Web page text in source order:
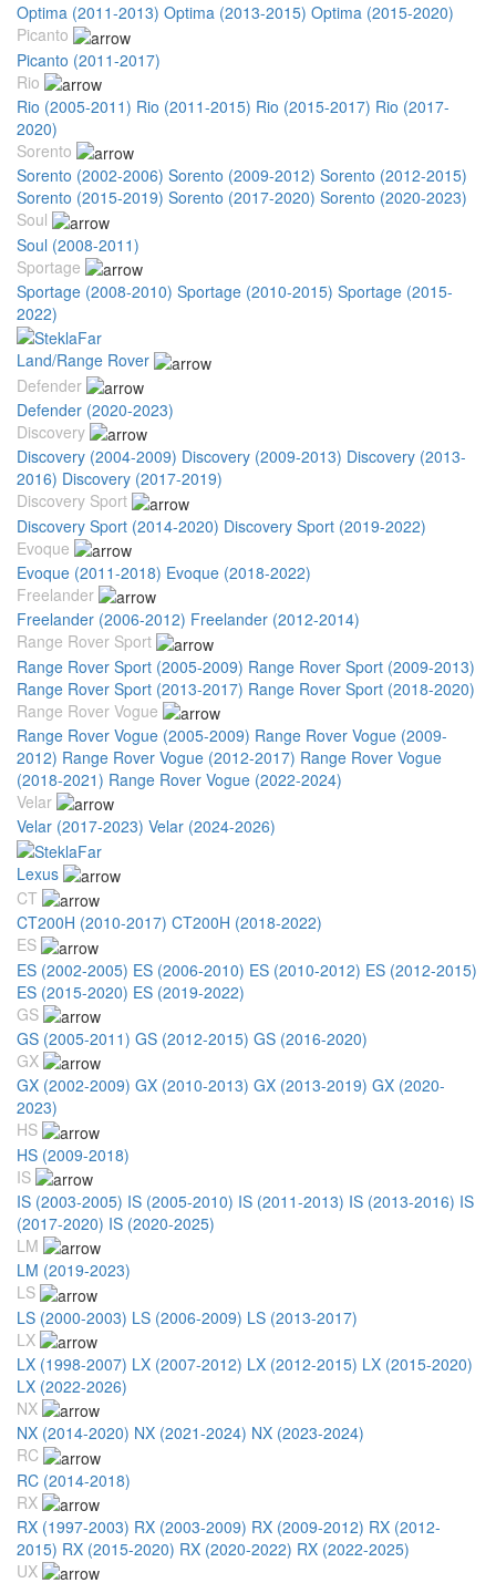
Optima (2011-2013) Optima (2013-2015) Optima (2015-2020)
Picanto
Picanto (2011-2017)
Rio
Rio (2005-2011) Rio (2011-2015) Rio (2015-2017) Rio (2017-
2020)
Sorento
Sorento (2002-2006) Sorento (2009-2012) Sorento (2012-2015)
Sorento (2015-2019) Sorento (2017-2020) Sorento (2020-2023)
Soul
Soul (2008-2011)
Sportage
Sportage (2008-2010) Sportage (2010-2015) Sportage (2015-
2022)
Land/Range Rover
Defender
Defender (2020-2023)
Discovery
Discovery (2004-2009) Discovery (2009-2013) Discovery (2013-
2016) Discovery (2017-2019)
Discovery Sport
Discovery Sport (2014-2020) Discovery Sport (2019-2022)
Evoque
Evoque (2011-2018) Evoque (2018-2022)
Freelander
Freelander (2006-2012) Freelander (2012-2014)
Range Rover Sport
Range Rover Sport (2005-2009) Range Rover Sport (2009-2013)
Range Rover Sport (2013-2017) Range Rover Sport (2018-2020)
Range Rover Vogue
Range Rover Vogue (2005-2009) Range Rover Vogue (2009-
2012) Range Rover Vogue (2012-2017) Range Rover Vogue
(2018-2021) Range Rover Vogue (2022-2024)
Velar
Velar (2017-2023) Velar (2024-2026)
Lexus
CT
CT200H (2010-2017) CT200H (2018-2022)
ES
ES (2002-2005) ES (2006-2010) ES (2010-2012) ES (2012-2015)
ES (2015-2020) ES (2019-2022)
GS
GS (2005-2011) GS (2012-2015) GS (2016-2020)
GX
GX (2002-2009) GX (2010-2013) GX (2013-2019) GX (2020-
2023)
HS
HS (2009-2018)
IS
IS (2003-2005) IS (2005-2010) IS (2011-2013) IS (2013-2016) IS
(2017-2020) IS (2020-2025)
LM
LM (2019-2023)
LS
LS (2000-2003) LS (2006-2009) LS (2013-2017)
LX
LX (1998-2007) LX (2007-2012) LX (2012-2015) LX (2015-2020)
LX (2022-2026)
NX
NX (2014-2020) NX (2021-2024) NX (2023-2024)
RC
RC (2014-2018)
RX
RX (1997-2003) RX (2003-2009) RX (2009-2012) RX (2012-
2015) RX (2015-2020) RX (2020-2022) RX (2022-2025)
UX